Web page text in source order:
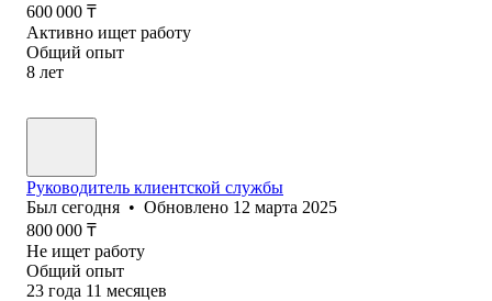
600 000 ₸
Активно ищет работу
Общий опыт
8 лет
Руководитель клиентской службы
Был сегодня • Обновлено 12 марта 2025
800 000 ₸
Не ищет работу
Общий опыт
23 года 11 месяцев